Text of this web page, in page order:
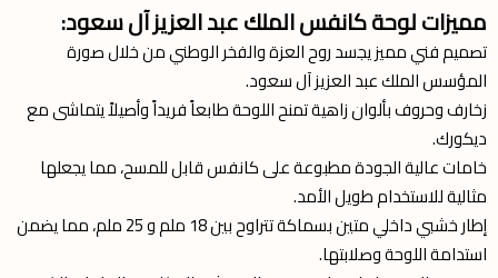
مميزات لوحة كانفس الملك عبد العزيز آل سعود:
تصميم فني مميز يجسد روح العزة والفخر الوطني من خلال صورة
المؤسس الملك عبد العزيز آل سعود.
زخارف وحروف بألوان زاهية تمنح اللوحة طابعاً فريداً وأصيلاً يتماشى مع
ديكورك.
خامات عالية الجودة مطبوعة على كانفس قابل للمسح، مما يجعلها
مثالية للاستخدام طويل الأمد.
إطار خشبي داخلي متين بسماكة تتراوح بين 18 ملم و 25 ملم، مما يضمن
استدامة اللوحة وصلابتها.